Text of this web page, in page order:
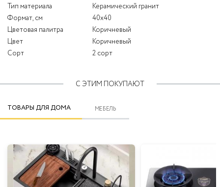
Тип материала
Керамический гранит
Формат, см
40x40
Цветовая палитра
Коричневый
Цвет
Коричневый
Сорт
2 сорт
С ЭТИМ ПОКУПАЮТ
ТОВАРЫ ДЛЯ ДОМА МЕБЕЛЬ